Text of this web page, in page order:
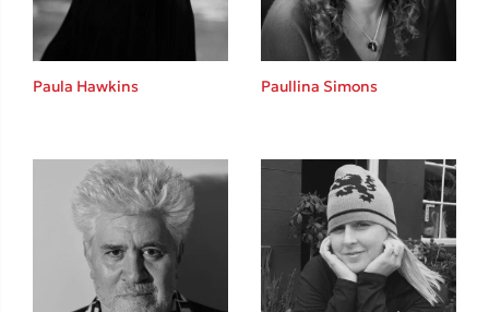
Playlist
Paula Hawkins Paullina Simons